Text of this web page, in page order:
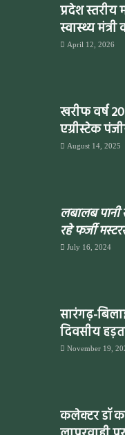
प्रदेश
स्वास्थ्य
April 12, 2026
खरीफ वर्ष
एग्रीस्टेक
August 14, 2025
लबालब पानी
रहे फर्जी
July 16, 2024
सारंगढ़-
दिवसीय
November 19,
कलेक्टर डॉ